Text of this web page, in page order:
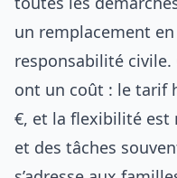
un remplacement en
responsabilité civile.
ont un coût : le tarif
€, et la flexibilité est
et des tâches